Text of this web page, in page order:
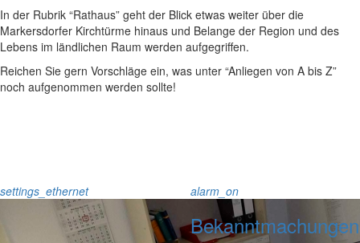
In der Rubrik “Rathaus” geht der Blick etwas weiter über die
Markersdorfer Kirchtürme hinaus und Belange der Region und des
Lebens im ländlichen Raum werden aufgegriffen.
Reichen Sie gern Vorschläge ein, was unter “Anliegen von A bis Z”
noch aufgenommen werden sollte!
settings_ethernet alarm_on
Bekanntmachungen